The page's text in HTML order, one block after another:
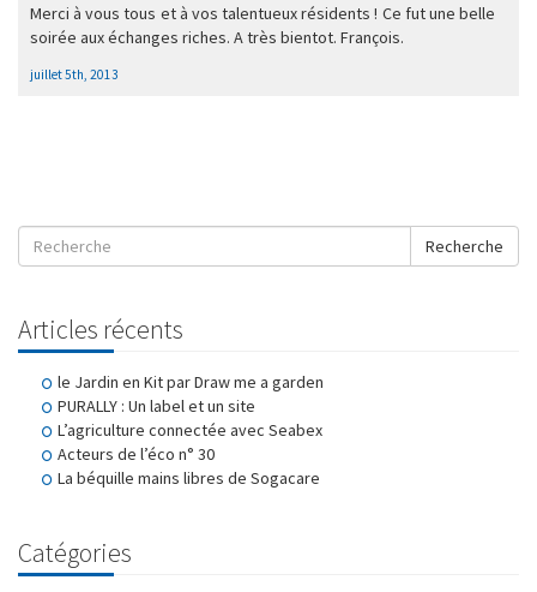
Merci à vous tous et à vos talentueux résidents ! Ce fut une belle
soirée aux échanges riches. A très bientot. François.
juillet 5th, 2013
Recherche
Articles récents
le Jardin en Kit par Draw me a garden
PURALLY : Un label et un site
L’agriculture connectée avec Seabex
Acteurs de l’éco n° 30
La béquille mains libres de Sogacare
Catégories